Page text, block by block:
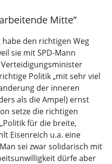
Mitte”
den richtigen Weg
sie mit SPD-Mann
Politik „mit sehr viel
der inneren
als die Ampel) ernst
setze die richtigen
für die breite,
Eisenreich u.a. eine
sei zwar solidarisch mit
dürfe aber